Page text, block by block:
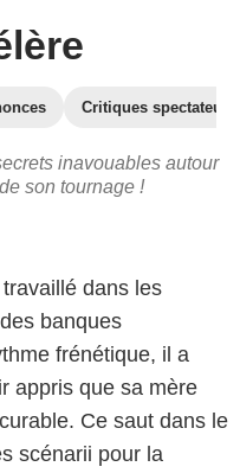
Critiques spectateurs
inavouables autour
son tournage !
dans les
banques
frénétique, il a
appris que sa mère
Ce saut dans le
scénarii pour la